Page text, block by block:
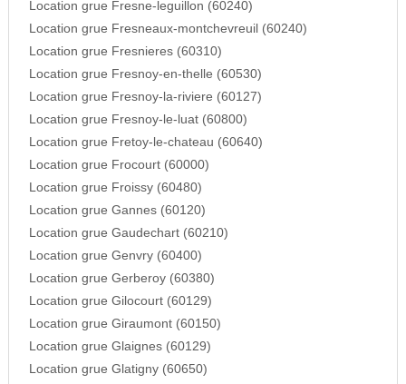
Location grue Fresne-leguillon (60240)
Location grue Fresneaux-montchevreuil (60240)
Location grue Fresnieres (60310)
Location grue Fresnoy-en-thelle (60530)
Location grue Fresnoy-la-riviere (60127)
Location grue Fresnoy-le-luat (60800)
Location grue Fretoy-le-chateau (60640)
Location grue Frocourt (60000)
Location grue Froissy (60480)
Location grue Gannes (60120)
Location grue Gaudechart (60210)
Location grue Genvry (60400)
Location grue Gerberoy (60380)
Location grue Gilocourt (60129)
Location grue Giraumont (60150)
Location grue Glaignes (60129)
Location grue Glatigny (60650)